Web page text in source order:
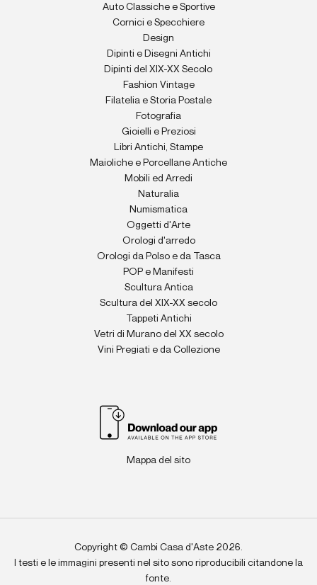
Auto Classiche e Sportive
Cornici e Specchiere
Design
Dipinti e Disegni Antichi
Dipinti del XIX-XX Secolo
Fashion Vintage
Filatelia e Storia Postale
Fotografia
Gioielli e Preziosi
Libri Antichi, Stampe
Maioliche e Porcellane Antiche
Mobili ed Arredi
Naturalia
Numismatica
Oggetti d'Arte
Orologi d'arredo
Orologi da Polso e da Tasca
POP e Manifesti
Scultura Antica
Scultura del XIX-XX secolo
Tappeti Antichi
Vetri di Murano del XX secolo
Vini Pregiati e da Collezione
Mappa del sito
Copyright © Cambi Casa d'Aste 2026.
I testi e le immagini presenti nel sito sono riproducibili citandone la
fonte.